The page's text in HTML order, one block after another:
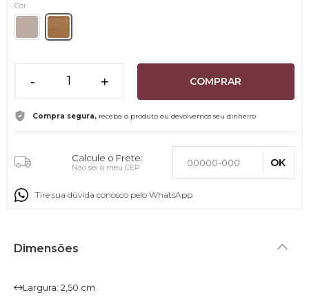
Cor
- + COMPRAR
Compra segura, receba o produto ou devolvemos seu dinheiro
Calcule o Frete:
Não sei o meu CEP OK
Tire sua dúvida conosco pelo WhatsApp
Dimensões
Largura: 2,50 cm